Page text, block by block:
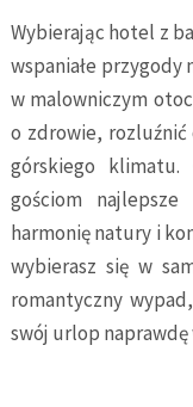
Wybierając hotel z
wspaniałe przygody
w malowniczym
o zdrowie, rozluźnić
górskiego
gościom
harmonię natury i
wybierasz się w
romantyczny
swój urlop